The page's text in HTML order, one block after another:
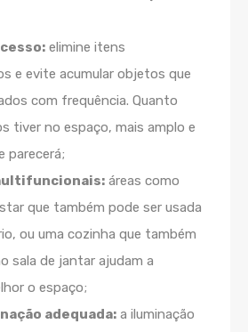
elimine itens
e evite acumular objetos que
com frequência. Quanto
tiver no espaço, mais amplo e
parecerá;
áreas como
que também pode ser usada
ou uma cozinha que também
sala de jantar ajudam a
o espaço;
adequada: a iluminação